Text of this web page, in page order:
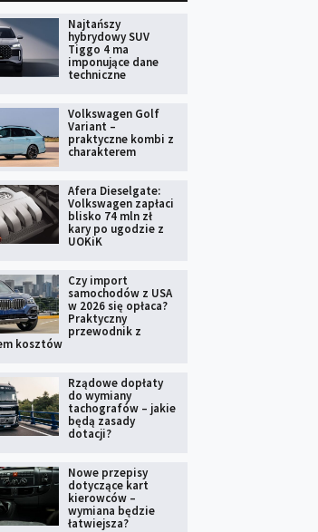
Najtańszy
hybrydowy SUV
Tiggo 4 ma
imponujące dane
techniczne
Volkswagen Golf
Variant –
praktyczne kombi z
charakterem
Afera Dieselgate:
Volkswagen zapłaci
blisko 74 mln zł
kary po ugodzie z
UOKiK
Czy import
samochodów z USA
w 2026 się opłaca?
Praktyczny
przewodnik z
kosztów
Rządowe dopłaty
do wymiany
tachografów – jakie
będą zasady
dotacji?
Nowe przepisy
dotyczące kart
kierowców –
wymiana będzie
łatwiejsza?